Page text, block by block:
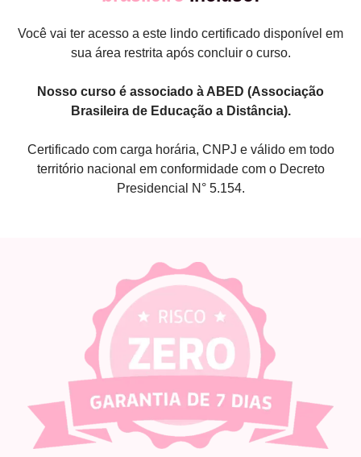
Você vai ter acesso a este lindo certificado disponível em
sua área restrita após concluir o curso.
Nosso curso é associado à ABED (Associação
Brasileira de Educação a Distância).
Certificado com carga horária, CNPJ e válido em todo
território nacional em conformidade com o Decreto
Presidencial N° 5.154.